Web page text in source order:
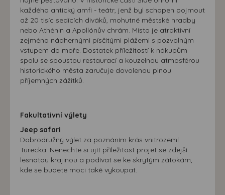
každého antický amfi - teátr, jenž byl schopen pojmout
až 20 tisíc sedících diváků, mohutné městské hradby
nebo Athénin a Apollónův chrám. Místo je atraktivní
zejména nádhernými písčitými plážemi s pozvolným
vstupem do moře. Dostatek příležitostí k nákupům
spolu se spoustou restaurací a kouzelnou atmosférou
historického města zaručuje dovolenou plnou
příjemných zážitků.
Fakultativní výlety
Jeep safari
Dobrodružný výlet za poznáním krás vnitrozemí
Turecka. Nenechte si ujít příležitost projet se zdejší
lesnatou krajinou a podívat se ke skrytým zátokám,
kde se budete moci také vykoupat.
zájmech. Na základě těchto informací není zpravidla
možná bezprostřední identifikace uživatele. Bez vyjádření
souhlasu, nedojde k zobrazování obsahu a reklam
přizpůsobených Vašim zájmům.